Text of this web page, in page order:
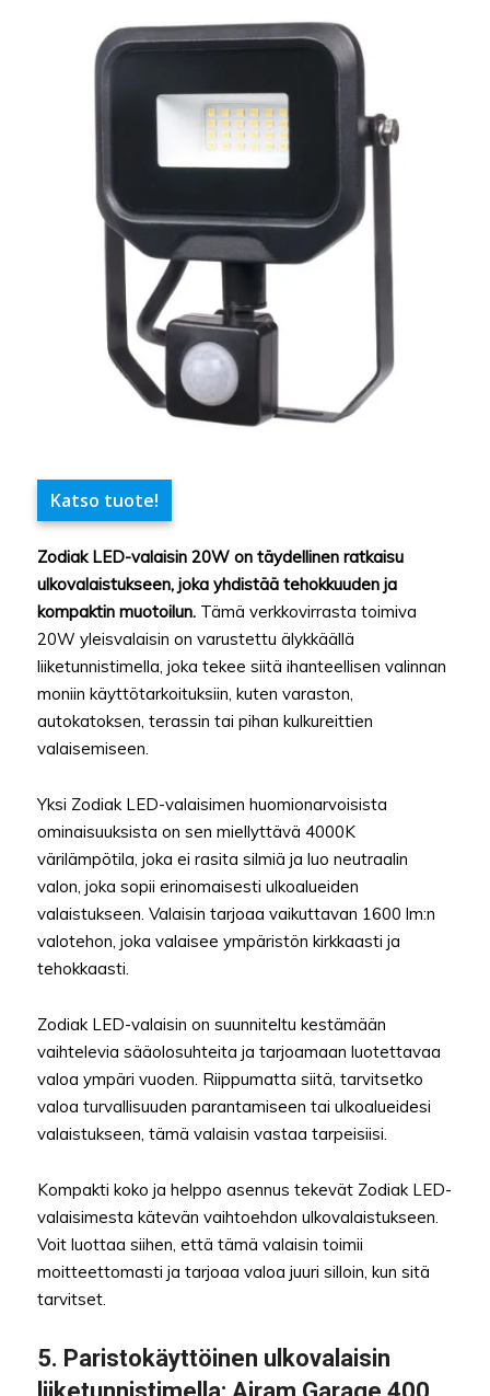
Katso tuote!
Zodiak LED-valaisin 20W on täydellinen ratkaisu
ulkovalaistukseen, joka yhdistää tehokkuuden ja
kompaktin muotoilun. Tämä verkkovirrasta toimiva
20W yleisvalaisin on varustettu älykkäällä
liiketunnistimella, joka tekee siitä ihanteellisen valinnan
moniin käyttötarkoituksiin, kuten varaston,
autokatoksen, terassin tai pihan kulkureittien
valaisemiseen.
Yksi Zodiak LED-valaisimen huomionarvoisista
ominaisuuksista on sen miellyttävä 4000K
värilämpötila, joka ei rasita silmiä ja luo neutraalin
valon, joka sopii erinomaisesti ulkoalueiden
valaistukseen. Valaisin tarjoaa vaikuttavan 1600 lm:n
valotehon, joka valaisee ympäristön kirkkaasti ja
tehokkaasti.
Zodiak LED-valaisin on suunniteltu kestämään
vaihtelevia sääolosuhteita ja tarjoamaan luotettavaa
valoa ympäri vuoden. Riippumatta siitä, tarvitsetko
valoa turvallisuuden parantamiseen tai ulkoalueidesi
valaistukseen, tämä valaisin vastaa tarpeisiisi.
Kompakti koko ja helppo asennus tekevät Zodiak LED-
valaisimesta kätevän vaihtoehdon ulkovalaistukseen.
Voit luottaa siihen, että tämä valaisin toimii
moitteettomasti ja tarjoaa valoa juuri silloin, kun sitä
tarvitset.
5. Paristokäyttöinen ulkovalaisin